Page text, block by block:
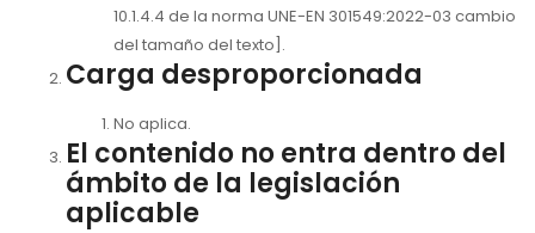
10.1.4.4 de la norma UNE-EN 301549:2022-03 cambio
del tamaño del texto].
Carga desproporcionada
No aplica.
El contenido no entra dentro del
ámbito de la legislación
aplicable